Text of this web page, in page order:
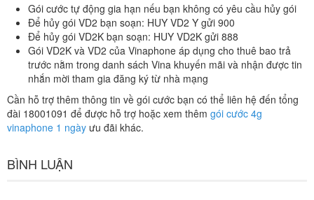
Gói cước tự động gia hạn nếu bạn không có yêu cầu hủy gói
Để hủy gói VD2 bạn soạn: HUY VD2 Y gửi 900
Để hủy gói VD2K bạn soạn: HUY VD2K gửi 888
Gói VD2K và VD2 của Vinaphone áp dụng cho thuê bao trả
trước nằm trong danh sách Vina khuyến mãi và nhận được tin
nhắn mời tham gia đăng ký từ nhà mạng
Cần hỗ trợ thêm thông tin về gói cước bạn có thể liên hệ đến tổng
đài 18001091 để được hỗ trợ hoặc xem thêm gói cước 4g
vinaphone 1 ngày ưu đãi khác.
BÌNH LUẬN